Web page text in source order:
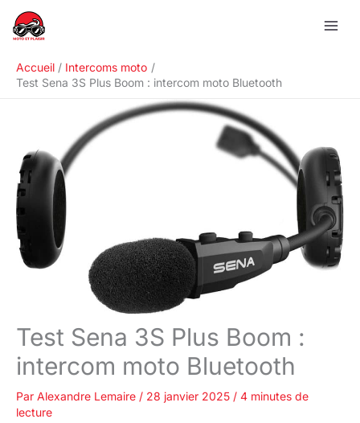
Accueil
Intercoms moto
Test Sena 3S Plus Boom : intercom moto Bluetooth
Test Sena 3S Plus Boom :
intercom moto Bluetooth
Par Alexandre Lemaire / 28 janvier 2025 / 4 minutes de
lecture
R
e
h
h
e
r